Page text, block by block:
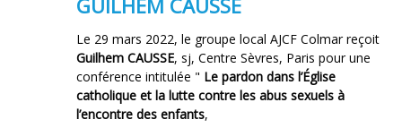
GUILHEM CAUSSE
Le 29 mars 2022, le groupe local AJCF Colmar reçoit
Guilhem CAUSSE, sj, Centre Sèvres, Paris pour une
conférence intitulée " Le pardon dans l’Église
catholique et la lutte contre les abus sexuels à
l’encontre des enfants,